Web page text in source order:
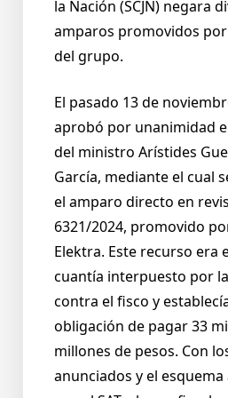
la Nación (SCJN) negara
amparos promovidos
del grupo.
El pasado 13 de
aprobó por unanimidad
del ministro Arístides
García, mediante el cual
el amparo directo en
6321/2024, promovido
Elektra. Este recurso era
cuantía interpuesto por
contra el fisco y
obligación de pagar 33
millones de pesos. Con
anunciados y el